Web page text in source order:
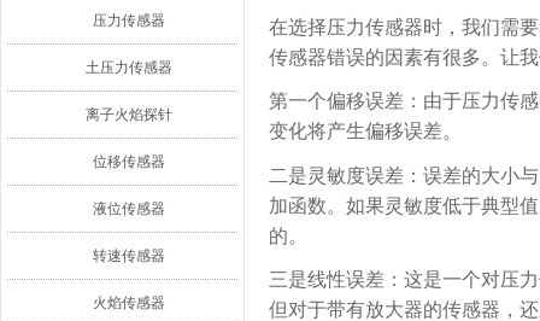
压力传感器
土压力传感器
离子火焰探针
位移传感器
液位传感器
转速传感器
火焰传感器
在选择压力传感器时，我们需
传感器错误的因素有很多。让
第一个偏移误差：由于压力传
变化将产生偏移误差。
二是灵敏度误差：误差的大小
加函数。如果灵敏度低于典型
的。
三是线性误差：这是一个对压
但对于带有放大器的传感器，